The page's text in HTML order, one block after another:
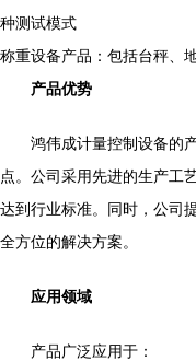
种测试模式
称重设备产品：包括台秤、
产品优势
鸿伟成计量控制设备的
点。公司采用先进的生产工
达到行业标准。同时，公司
全方位的解决方案。
应用领域
产品广泛应用于：